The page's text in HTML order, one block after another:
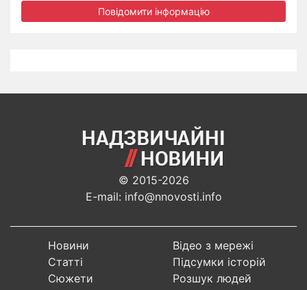
Повідомити інформацію
© 2015-2026
E-mail: info@nnovosti.info
Новини
Статті
Сюжети
Відео з мережі
Підсумки історій
Розшук людей